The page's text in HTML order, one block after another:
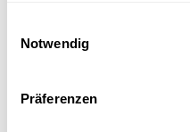
Notwendig
Präferenzen